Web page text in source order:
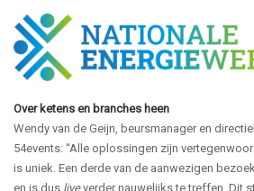
Over ketens en branches heen
Wendy van de Geijn, beursmanager en
54events: “Alle oplossingen zijn
is uniek. Een derde van de aanwezigen
en is dus liveverder nauwelijks te treffen. Dit